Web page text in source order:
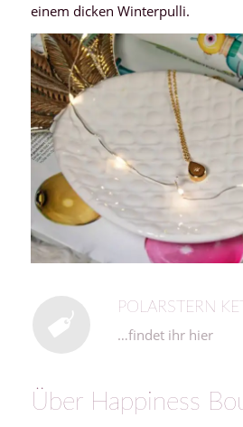
einem dicken Winterpulli.
POLARSTERN
…findet ihr hier
Über Happiness